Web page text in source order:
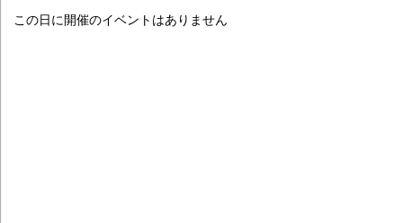
この日に開催のイベントはありません